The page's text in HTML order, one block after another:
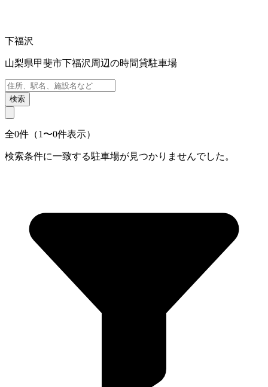
下福沢
山梨県甲斐市下福沢周辺の時間貸駐車場
検索
全0件（1〜0件表示）
検索条件に一致する駐車場が見つかりませんでした。